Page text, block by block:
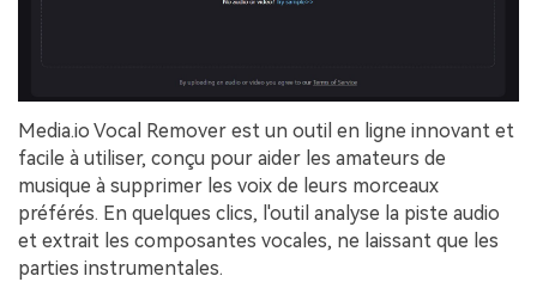
Media.io Vocal Remover est un outil en ligne innovant et
facile à utiliser, conçu pour aider les amateurs de
musique à supprimer les voix de leurs morceaux
préférés. En quelques clics, l'outil analyse la piste audio
et extrait les composantes vocales, ne laissant que les
parties instrumentales.